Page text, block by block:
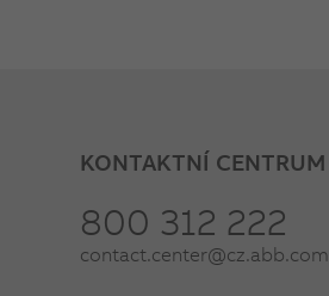
KONTAKTNÍ CENTRUM
800 312 222
contact.center@cz.abb.com